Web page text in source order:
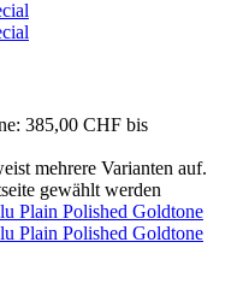
385,00 CHF bis
mehrere Varianten auf.
gewählt werden